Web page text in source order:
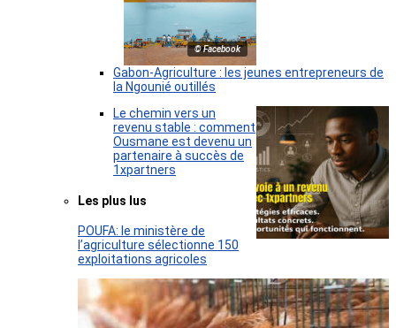
© Facebook
Gabon-Agriculture : les jeunes entrepreneurs de
la Ngounié outillés
Le chemin vers un
revenu stable : comment
Ousmane est devenu un
partenaire à succès de
1xpartners
Les plus lus
POUFA: le ministère de
l’agriculture sélectionne 150
exploitations agricoles